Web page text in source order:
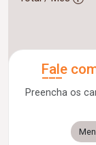
Fale
Preencha os